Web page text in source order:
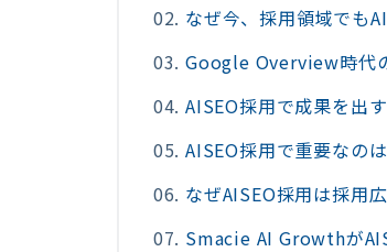
なぜ今、採用領域でも
Google Overview時代
AISEO採用で成果を出
AISEO採用で重要なの
なぜAISEO採用は採用
Smacie AI Growthが